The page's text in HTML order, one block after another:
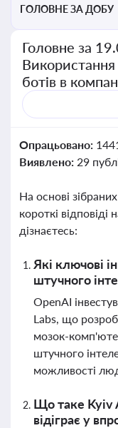
ГОЛОВНЕ ЗА ДОБУ
Головне за
ботів в
Опрацьовано:
Виявлено: 29
На основі
короткі відповіді
дізнаєтесь:
Які ключові
штучного
OpenAI
Labs, що
мозок-
штучного
можливості
Що таке Kyiv
відіграє у